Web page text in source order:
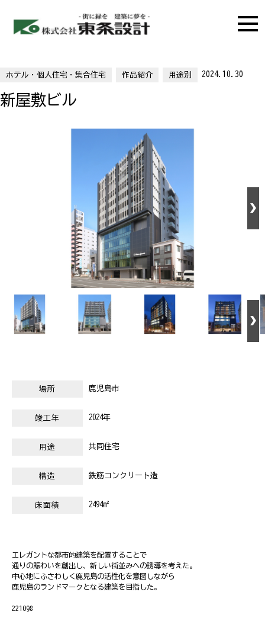
ホテル・個人住宅・集合住宅 作品紹介 用途別 2024.10.30
新屋敷ビル
場所 鹿児島市
竣工年 2024年
用途 共同住宅
構造 鉄筋コンクリート造
床面積 2494m²
エレガントな都市的建築を配置することで
通りの賑わいを創出し、新しい街並みへの誘導を考えた。
中心地にふさわしく鹿児島の活性化を意図しながら
鹿児島のランドマークとなる建築を目指した。
221098